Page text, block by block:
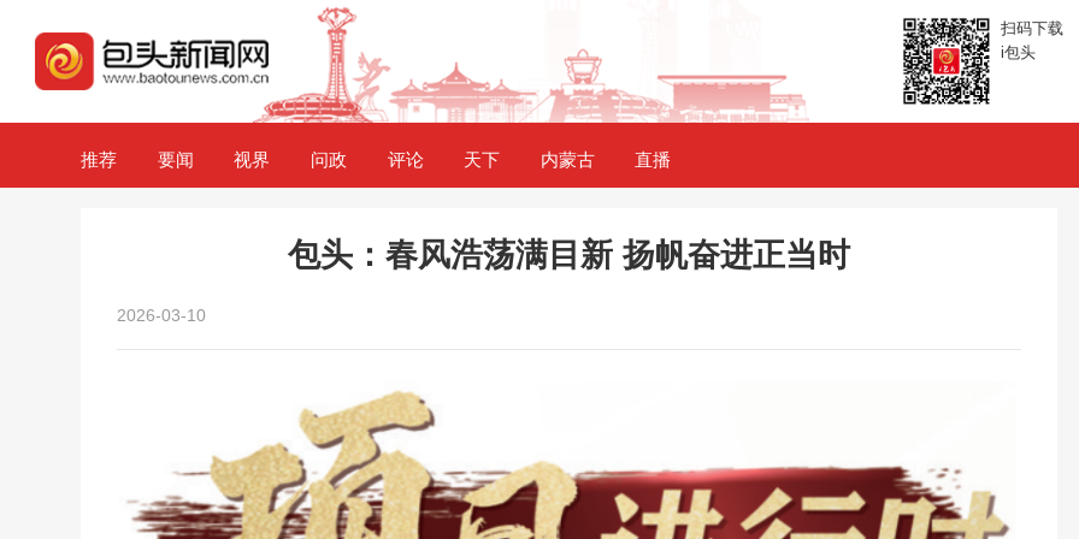
扫码下载
i包头
推荐 要闻 视界 问政 评论 天下 内蒙古 直播
包头：春风浩荡满目新 扬帆奋进正当时
2026-03-10